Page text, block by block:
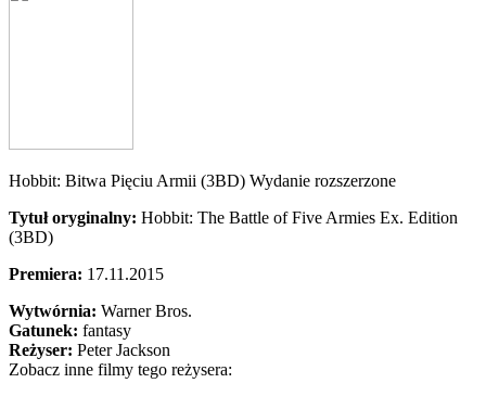
Hobbit: Bitwa Pięciu Armii (3BD) Wydanie rozszerzone
Tytuł oryginalny: Hobbit: The Battle of Five Armies Ex. Edition
(3BD)
Premiera: 17.11.2015
Wytwórnia: Warner Bros.
Gatunek: fantasy
Reżyser: Peter Jackson
Zobacz inne filmy tego reżysera: